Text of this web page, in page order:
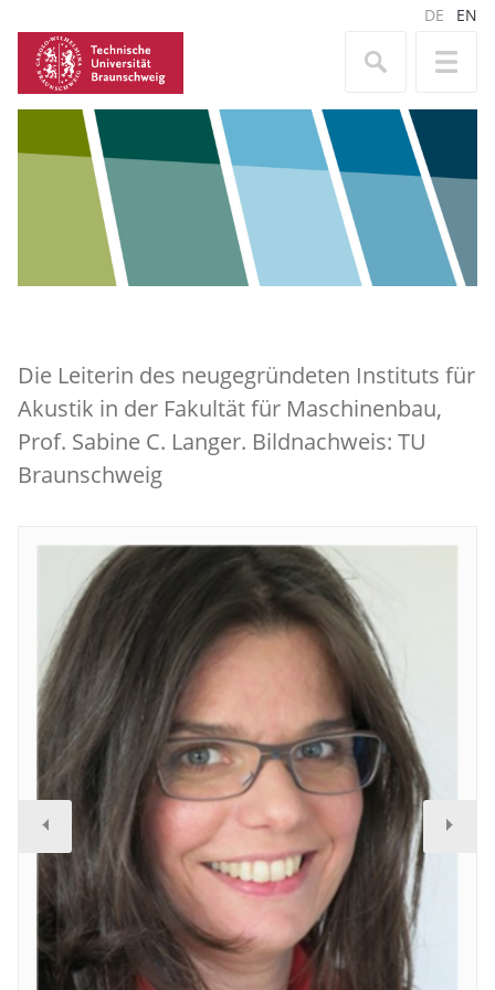
DE EN
Die Leiterin des neugegründeten Instituts für
Akustik in der Fakultät für Maschinenbau,
Prof. Sabine C. Langer. Bildnachweis: TU
Braunschweig